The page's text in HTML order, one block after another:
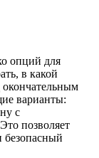
опций для
в какой
окончательным
варианты:
с
позволяет
безопасный